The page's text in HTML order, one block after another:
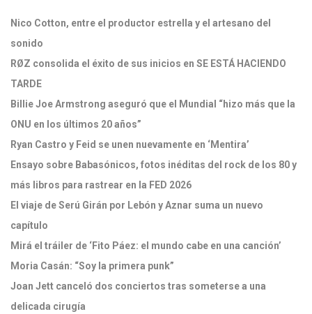
Nico Cotton, entre el productor estrella y el artesano del
sonido
RØZ consolida el éxito de sus inicios en SE ESTÁ HACIENDO
TARDE
Billie Joe Armstrong aseguró que el Mundial “hizo más que la
ONU en los últimos 20 años”
Ryan Castro y Feid se unen nuevamente en ‘Mentira’
Ensayo sobre Babasónicos, fotos inéditas del rock de los 80 y
más libros para rastrear en la FED 2026
El viaje de Serú Girán por Lebón y Aznar suma un nuevo
capítulo
Mirá el tráiler de ‘Fito Páez: el mundo cabe en una canción’
Moria Casán: “Soy la primera punk”
Joan Jett canceló dos conciertos tras someterse a una
delicada cirugía